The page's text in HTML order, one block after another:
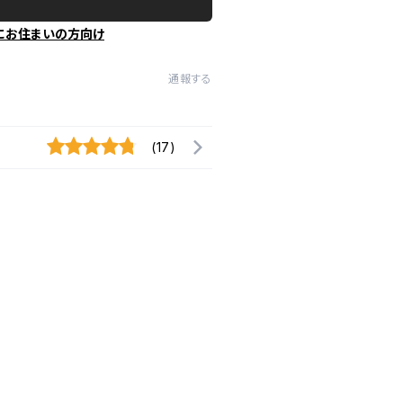
お住まいの方向け
通報する
(17)